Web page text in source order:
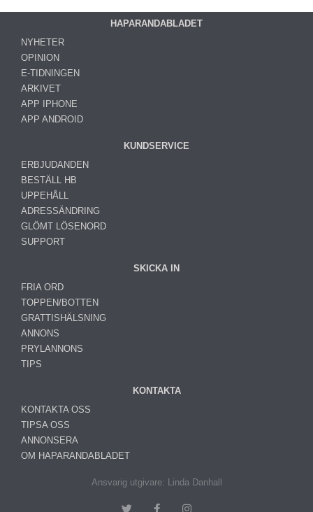
HAPARANDABLADET
NYHETER
OPINION
E-TIDNINGEN
ARKIVET
APP IPHONE
APP ANDROID
KUNDSERVICE
ERBJUDANDEN
BESTÄLL HB
UPPEHÅLL
ADRESSÄNDRING
GLÖMT LÖSENORD
SUPPORT
SKICKA IN
FRIA ORD
TOPPEN/BOTTEN
GRATTISHÄLSNING
ANNONS
PRYLANNONS
TIPS
KONTAKTA
KONTAKTA OSS
TIPSA OSS
ANNONSERA
OM HAPARANDABLADET
Ansvarig utgivare: Linda Danhall